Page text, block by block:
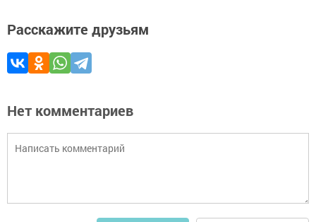
Расскажите друзьям
Нет комментариев